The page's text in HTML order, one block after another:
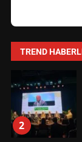
TREND
1
2